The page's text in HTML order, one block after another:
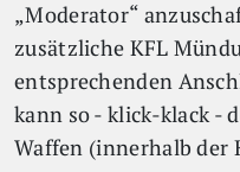
„Moderator“
zusätzliche KFL
entsprechenden
kann so - klick-klack -
Waffen (innerhalb der